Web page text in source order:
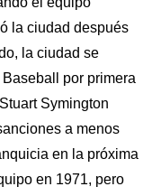
la ciudad después
la ciudad se
por primera
Symington
a menos
en la próxima
en 1971, pero